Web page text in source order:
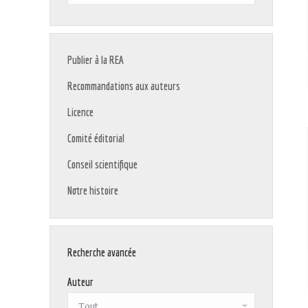
Publier à la REA
Recommandations aux auteurs
Licence
Comité éditorial
Conseil scientifique
Notre histoire
Recherche avancée
Auteur